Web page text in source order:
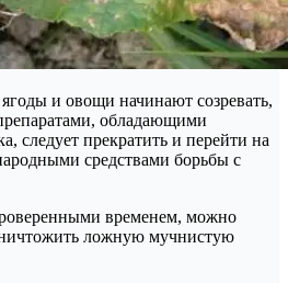
и овощи начинают созревать,
обладающими
следует прекратить и перейти на
средствами борьбы с
временем, можно
ложную мучнистую